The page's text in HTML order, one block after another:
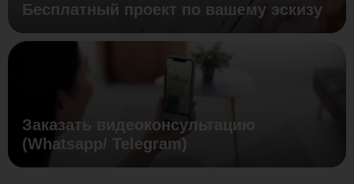
Бесплатный проект по вашему эскизу
Заказать видеоконсультацию
(Whatsapp/ Telegram)